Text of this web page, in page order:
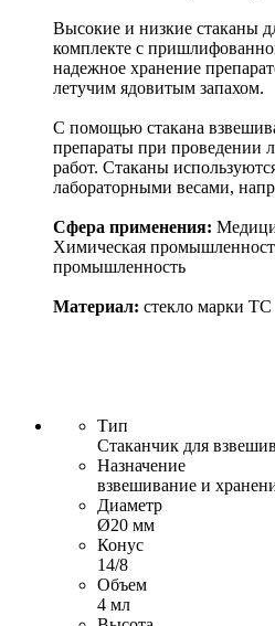
Высокие и низкие стаканы
комплекте с
надежное хранение
летучим ядовитым запахом.
С помощью стакана
препараты при проведении
работ. Стаканы
лабораторными весами,
Сфера применения:
Химическая
промышленность
Материал: стекло марки ТС
Тип
Стаканчик для
Назначение
взвешивание и
Диаметр
Ø20 мм
Конус
14/8
Объем
4 мл